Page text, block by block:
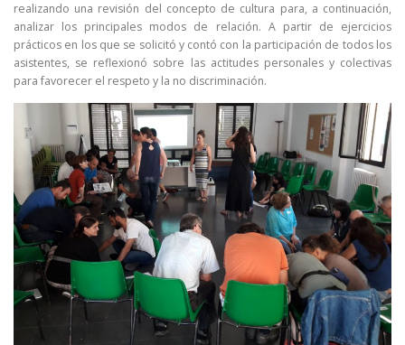
realizando una revisión del concepto de cultura para, a continuación,
analizar los principales modos de relación. A partir de ejercicios
prácticos en los que se solicitó y contó con la participación de todos los
asistentes, se reflexionó sobre las actitudes personales y colectivas
para favorecer el respeto y la no discriminación.